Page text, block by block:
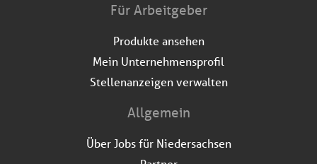
Für Arbeitgeber
Produkte ansehen
Mein Unternehmensprofil
Stellenanzeigen verwalten
Allgemein
Über Jobs für Niedersachsen